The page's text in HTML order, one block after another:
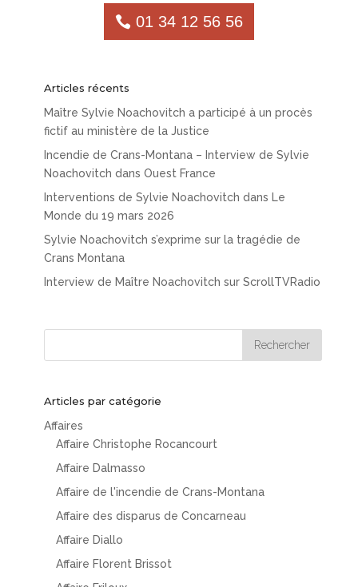
01 34 12 56 56
Articles récents
Maître Sylvie Noachovitch a participé à un procès
fictif au ministère de la Justice
Incendie de Crans-Montana – Interview de Sylvie
Noachovitch dans Ouest France
Interventions de Sylvie Noachovitch dans Le
Monde du 19 mars 2026
Sylvie Noachovitch s’exprime sur la tragédie de
Crans Montana
Interview de Maître Noachovitch sur ScrollTVRadio
Articles par catégorie
Affaires
Affaire Christophe Rocancourt
Affaire Dalmasso
Affaire de l'incendie de Crans-Montana
Affaire des disparus de Concarneau
Affaire Diallo
Affaire Florent Brissot